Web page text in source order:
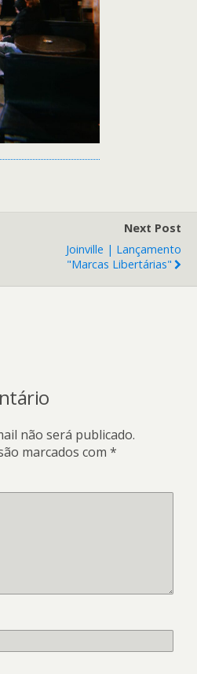
Next Post
Joinville | Lançamento
"Marcas Libertárias"
não será publicado.
marcados com *